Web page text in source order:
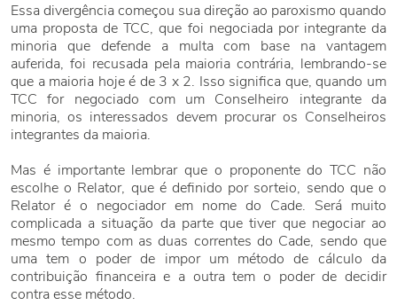
Essa divergência começou sua direção ao paroxismo quando
uma proposta de TCC, que foi negociada por integrante da
minoria que defende a multa com base na vantagem
auferida, foi recusada pela maioria contrária, lembrando-se
que a maioria hoje é de 3 x 2. Isso significa que, quando um
TCC for negociado com um Conselheiro integrante da
minoria, os interessados devem procurar os Conselheiros
integrantes da maioria.
Mas é importante lembrar que o proponente do TCC não
escolhe o Relator, que é definido por sorteio, sendo que o
Relator é o negociador em nome do Cade. Será muito
complicada a situação da parte que tiver que negociar ao
mesmo tempo com as duas correntes do Cade, sendo que
uma tem o poder de impor um método de cálculo da
contribuição financeira e a outra tem o poder de decidir
contra esse método.